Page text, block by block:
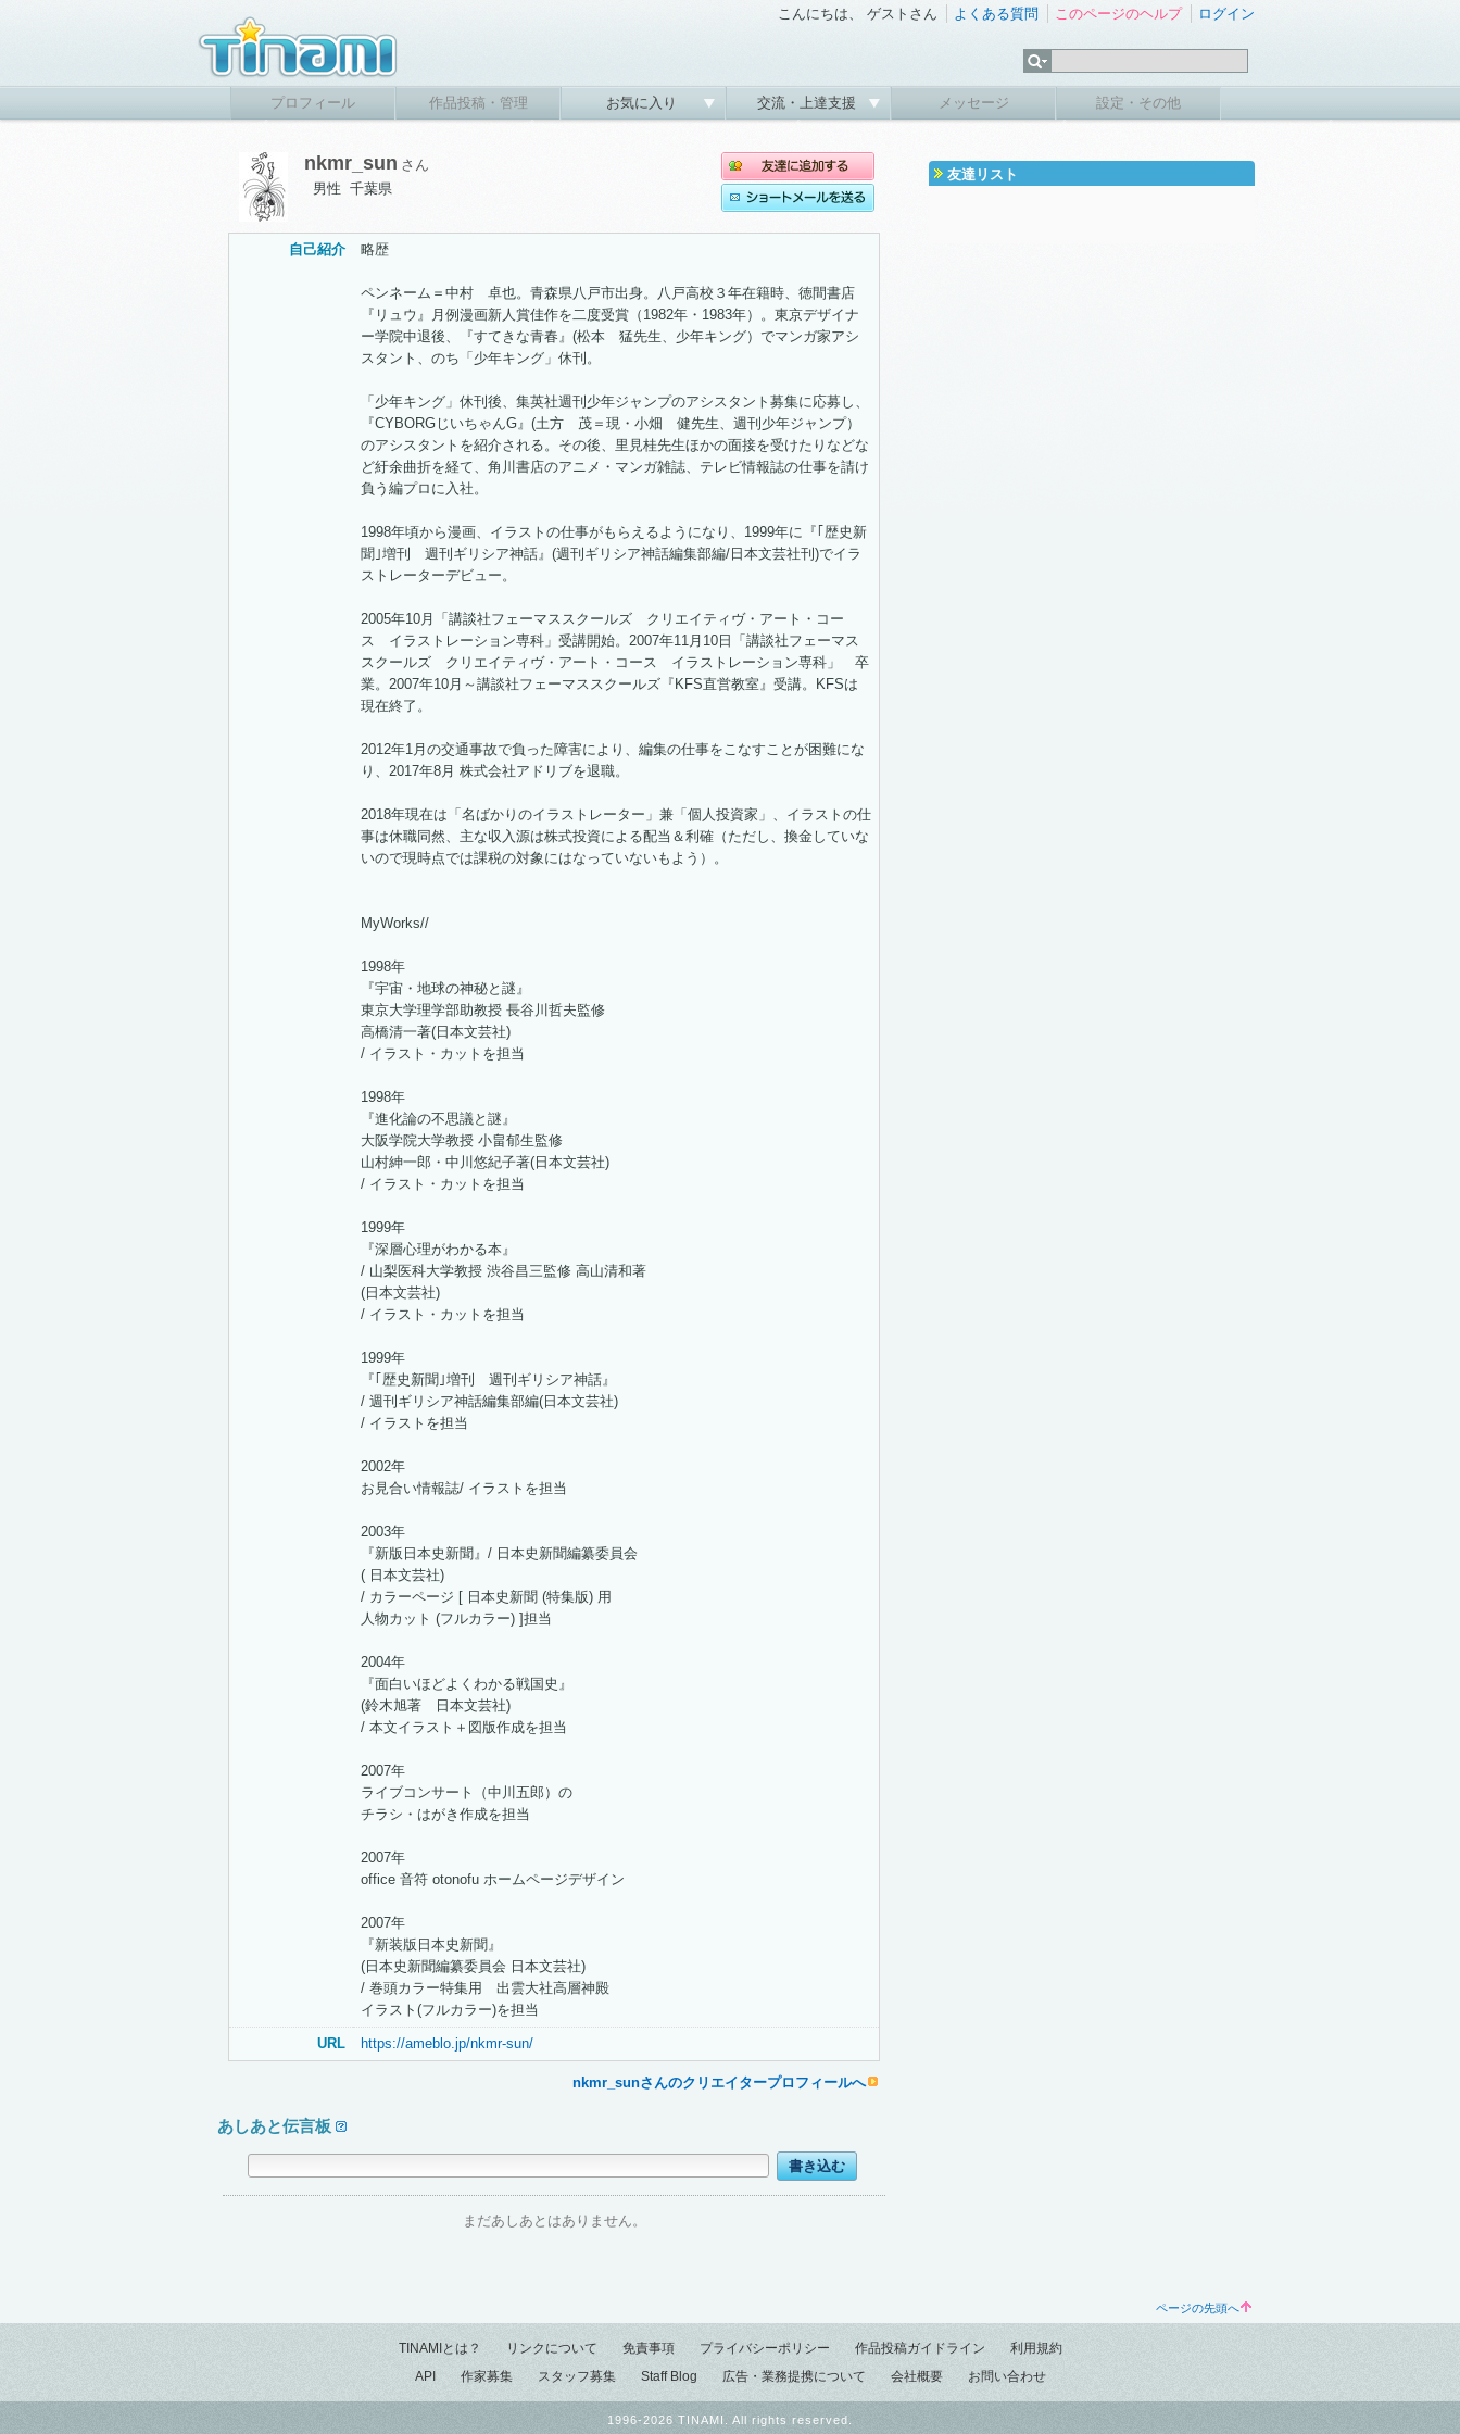
こんにちは、 ゲストさん よくある質問 このページのヘルプ ログイン
プロフィール 作品投稿・管理 お気に入り 交流・上達支援 メッセージ 設定・その他
nkmr_sun さん
男性 千葉県
自己紹介 略歴
ペンネーム＝中村 卓也。青森県八戸市出身。八戸高校３年在籍時、徳間書店
『リュウ』月例漫画新人賞佳作を二度受賞（1982年・1983年）。東京デザイナ
ー学院中退後、『すてきな青春』(松本 猛先生、少年キング）でマンガ家アシ
スタント、のち「少年キング」休刊。
「少年キング」休刊後、集英社週刊少年ジャンプのアシスタント募集に応募し、
『CYBORGじいちゃんG』(土方 茂＝現・小畑 健先生、週刊少年ジャンプ）
のアシスタントを紹介される。その後、里見桂先生ほかの面接を受けたりなどな
ど紆余曲折を経て、角川書店のアニメ・マンガ雑誌、テレビ情報誌の仕事を請け
負う編プロに入社。
1998年頃から漫画、イラストの仕事がもらえるようになり、1999年に『｢歴史新
聞｣増刊 週刊ギリシア神話』(週刊ギリシア神話編集部編/日本文芸社刊)でイラ
ストレーターデビュー。
2005年10月「講談社フェーマススクールズ クリエイティヴ・アート・コー
ス イラストレーション専科」受講開始。2007年11月10日「講談社フェーマス
スクールズ クリエイティヴ・アート・コース イラストレーション専科」 卒
業。2007年10月～講談社フェーマススクールズ『KFS直営教室』受講。KFSは
現在終了。
2012年1月の交通事故で負った障害により、編集の仕事をこなすことが困難にな
り、2017年8月 株式会社アドリブを退職。
2018年現在は「名ばかりのイラストレーター」兼「個人投資家」、イラストの仕
事は休職同然、主な収入源は株式投資による配当＆利確（ただし、換金していな
いので現時点では課税の対象にはなっていないもよう）。
MyWorks//
1998年
『宇宙・地球の神秘と謎』
東京大学理学部助教授 長谷川哲夫監修
高橋清一著(日本文芸社)
/ イラスト・カットを担当
1998年
『進化論の不思議と謎』
大阪学院大学教授 小畠郁生監修
山村紳一郎・中川悠紀子著(日本文芸社)
/ イラスト・カットを担当
1999年
『深層心理がわかる本』
/ 山梨医科大学教授 渋谷昌三監修 高山清和著
(日本文芸社)
/ イラスト・カットを担当
1999年
『｢歴史新聞｣増刊 週刊ギリシア神話』
/ 週刊ギリシア神話編集部編(日本文芸社)
/ イラストを担当
2002年
お見合い情報誌/ イラストを担当
2003年
『新版日本史新聞』/ 日本史新聞編纂委員会
( 日本文芸社)
/ カラーページ [ 日本史新聞 (特集版) 用
人物カット (フルカラー) ]担当
2004年
『面白いほどよくわかる戦国史』
(鈴木旭著 日本文芸社)
/ 本文イラスト＋図版作成を担当
2007年
ライブコンサート（中川五郎）の
チラシ・はがき作成を担当
2007年
office 音符 otonofu ホームページデザイン
2007年
『新装版日本史新聞』
(日本史新聞編纂委員会 日本文芸社)
/ 巻頭カラー特集用 出雲大社高層神殿
イラスト(フルカラー)を担当
URL https://ameblo.jp/nkmr-sun/
nkmr_sunさんのクリエイタープロフィールへ
あしあと伝言板
まだあしあとはありません。
友達リスト
ページの先頭へ
TINAMIとは？ リンクについて 免責事項 プライバシーポリシー 作品投稿ガイドライン
利用規約
API
作家募集 スタッフ募集 Staff Blog 広告・業務提携について 会社概要 お問い合わせ
1996-2026 TINAMI. All rights reserved.